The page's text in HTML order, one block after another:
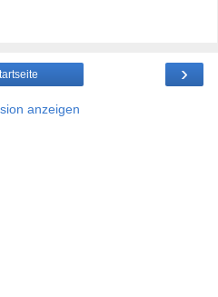
›
anzeigen